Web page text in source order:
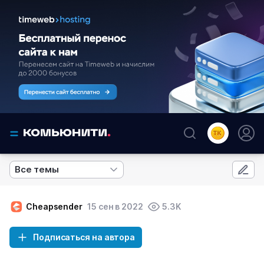
Все темы
Cheapsender 15 сен в 2022 5.3K
Подписаться на автора